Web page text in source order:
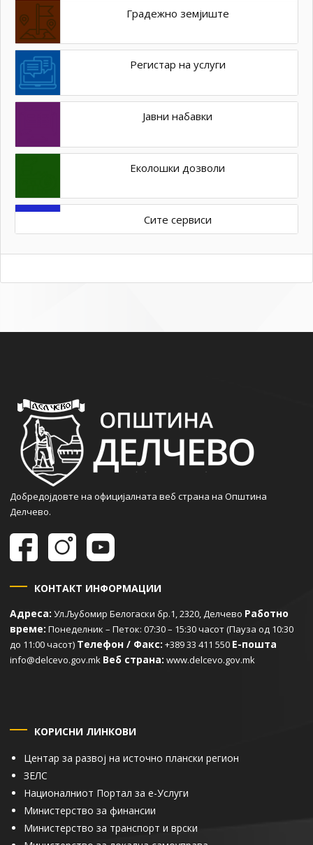
Градежно земјиште
Регистар на услуги
Јавни набавки
Еколошки дозволи
Сите сервиси
Добредојдовте на официјалната веб страна на Општина
Делчево.
КОНТАКТ ИНФОРМАЦИИ
Адреса: Ул.Љубомир Белогаски бр.1, 2320, Делчево Работно
време: Понеделник – Петок: 07:30 – 15:30 часот (Пауза од 10:30
до 11:00 часот) Телефон / Факс: +389 33 411 550 Е-пошта
info@delcevo.gov.mk Веб страна: www.delcevo.gov.mk
КОРИСНИ ЛИНКОВИ
Центар за развој на источно плански регион
ЗЕЛС
Националниот Портал за е-Услуги
Министерство за финансии
Министерство за транспорт и врски